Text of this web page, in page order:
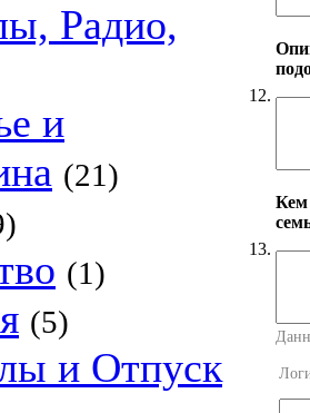
Радио,
и
(21)
(1)
(5)
и Отпуск
12.
13.
Кем